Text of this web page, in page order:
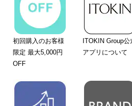
初回購入のお客様
限定 最大5,000円
OFF
ITOKIN Group公
アプリについて